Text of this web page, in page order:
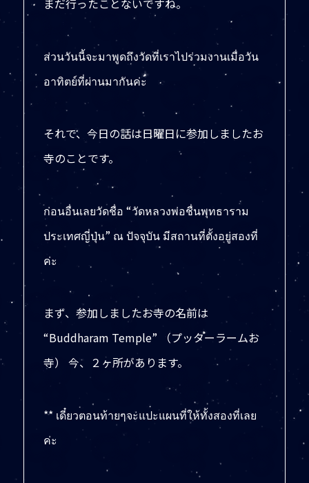
まだ行ったことないですね。
ส่วนวันนี้จะมาพูดถึงวัดที่เราไปร่วมงานเมื่อวัน
อาทิตย์ที่ผ่านมากันค่ะ
それで、今日の話は日曜日に参加しましたお
寺のことです。
ก่อนอื่นเลยวัดชื่อ “วัดหลวงพ่อชื่นพุทธาราม
ประเทศญี่ปุ่น” ณ ปัจจุบัน มีสถานที่ตั้งอยู่สองที่
ค่ะ
まず、参加しましたお寺の名前は
“Buddharam Temple” （プッターラームお
寺） 今、２ヶ所があります。
** เดี๋ยวตอนท้ายๆจะแปะแผนที่ให้ทั้งสองที่เลย
ค่ะ